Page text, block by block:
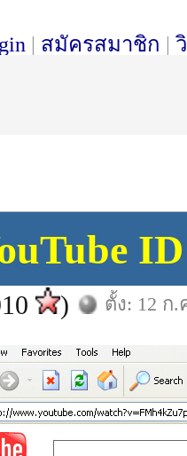
| สมัครสมาชิก |
) ตั้ง: 12 ก.